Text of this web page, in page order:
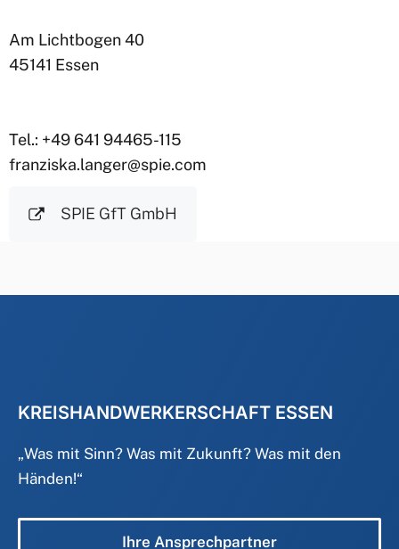
Am Lichtbogen 40
45141 Essen
Tel.: +49 641 94465-115
franziska.langer@spie.com
SPIE GfT GmbH
KREISHANDWERKERSCHAFT ESSEN
„Was mit Sinn? Was mit Zukunft? Was mit den
Händen!“
Ihre Ansprechpartner